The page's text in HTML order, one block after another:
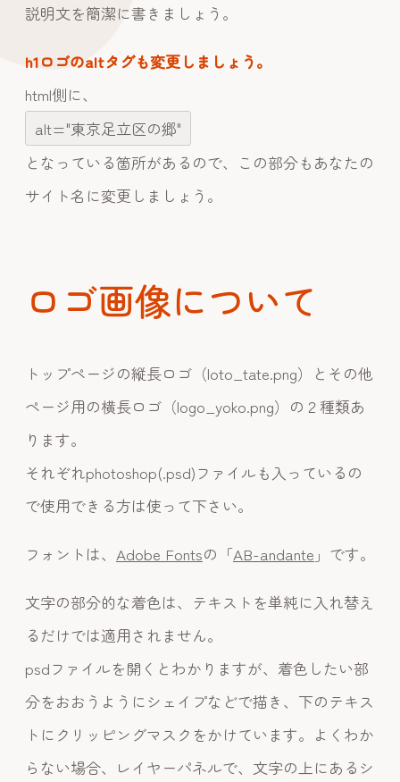
説明文を簡潔に書きましょう。
h1ロゴのaltタグも変更しましょう。
html側に、
alt="東京足立区の郷"
となっている箇所があるので、この部分もあなたの
サイト名に変更しましょう。
ロゴ画像について
トップページの縦長ロゴ（loto_tate.png）とその他
ページ用の横長ロゴ（logo_yoko.png）の２種類あ
ります。
それぞれphotoshop(.psd)ファイルも入っているの
で使用できる方は使って下さい。
フォントは、 Adobe Fontsの「AB-andante 」です。
文字の部分的な着色は、テキストを単純に入れ替え
るだけでは適用されません。
psdファイルを開くとわかりますが、着色したい部
分をおおうようにシェイプなどで描き、下のテキス
トにクリッピングマスクをかけています。よくわか
らない場合、レイヤーパネルで、文字の上にあるシ